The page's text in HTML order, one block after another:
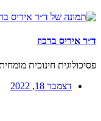
ד״ר איריס ברכוז
פסיכולוגית חינוכית
דצמבר 18, 2022